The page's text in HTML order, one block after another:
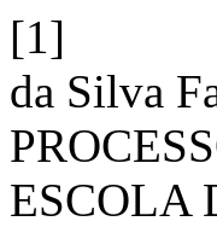
[1]
da Silva
ESCOLA